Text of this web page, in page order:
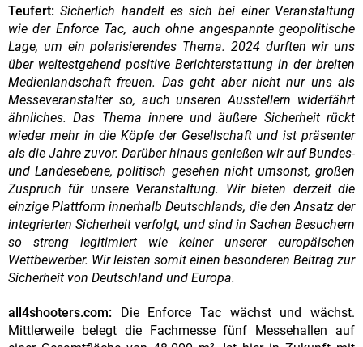
Teufert: Sicherlich handelt es sich bei einer Veranstaltung
wie der Enforce Tac, auch ohne angespannte geopolitische
Lage, um ein polarisierendes Thema. 2024 durften wir uns
über weitestgehend positive Berichterstattung in der breiten
Medienlandschaft freuen. Das geht aber nicht nur uns als
Messeveranstalter so, auch unseren Ausstellern widerfährt
ähnliches. Das Thema innere und äußere Sicherheit rückt
wieder mehr in die Köpfe der Gesellschaft und ist präsenter
als die Jahre zuvor. Darüber hinaus genießen wir auf Bundes-
und Landesebene, politisch gesehen nicht umsonst, großen
Zuspruch für unsere Veranstaltung. Wir bieten derzeit die
einzige Plattform innerhalb Deutschlands, die den Ansatz der
integrierten Sicherheit verfolgt, und sind in Sachen Besuchern
so streng legitimiert wie keiner unserer europäischen
Wettbewerber. Wir leisten somit einen besonderen Beitrag zur
Sicherheit von Deutschland und Europa.
all4shooters.com: Die Enforce Tac wächst und wächst.
Mittlerweile belegt die Fachmesse fünf Messehallen auf